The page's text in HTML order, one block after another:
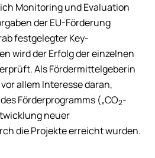
Monitoring und Evaluation
der EU-Förderung
festgelegter Key-
wird der Erfolg der einzelnen
Als Fördermittelgeberin
allem Interesse daran,
Förderprogramms („CO2-
neuer
die Projekte erreicht wurden.